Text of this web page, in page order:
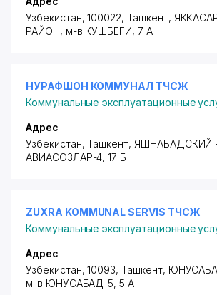
Узбекистан, 100022, Ташкент,
РАЙОН, м-в КУШБЕГИ, 7 А
НУРАФШОН КОММУНАЛ ТЧСЖ
Коммунальные эксплуатационные
Адрес
Узбекистан, Ташкент, ЯШНАБАДСКИЙ
АВИАСОЗЛАР-4, 17 Б
ZUXRA KOMMUNAL SERVIS ТЧСЖ
Коммунальные эксплуатационные
Адрес
Узбекистан, 10093, Ташкент,
м-в ЮНУСАБАД-5, 5 А